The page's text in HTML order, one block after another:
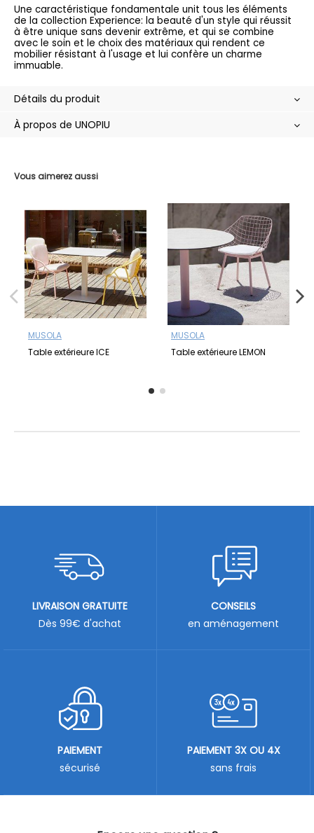
Vous aimerez aussi
MUSOLA
Table extérieure ICE
MUSOLA
Table extérieure LEMON
Une caractéristique fondamentale unit tous les éléments
de la collection Experience: la beauté d'un style qui réussit
à être unique sans devenir extrême, et qui se combine
avec le soin et le choix des matériaux qui rendent ce
mobilier résistant à l'usage et lui confère un charme
immuable.
Détails du produit
À propos de UNOPIU
LIVRAISON GRATUITE
Dès 99€ d'achat
CONSEILS
en aménagement
PAIEMENT
sécurisé
PAIEMENT 3X OU 4X
sans frais